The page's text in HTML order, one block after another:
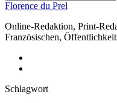
Florence du Prel
Online-Redaktion, Print-
Französischen,
Schlagwort